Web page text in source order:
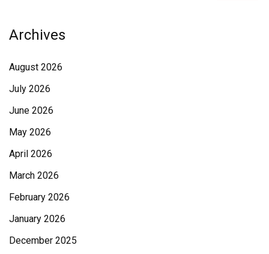
Archives
August 2026
July 2026
June 2026
May 2026
April 2026
March 2026
February 2026
January 2026
December 2025